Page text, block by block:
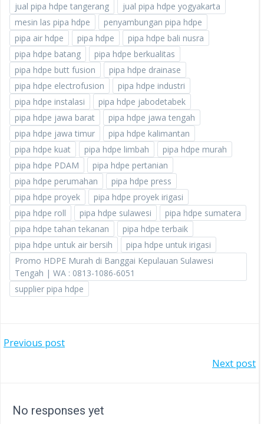
jual pipa hdpe tangerang
jual pipa hdpe yogyakarta
mesin las pipa hdpe
penyambungan pipa hdpe
pipa air hdpe
pipa hdpe
pipa hdpe bali nusra
pipa hdpe batang
pipa hdpe berkualitas
pipa hdpe butt fusion
pipa hdpe drainase
pipa hdpe electrofusion
pipa hdpe industri
pipa hdpe instalasi
pipa hdpe jabodetabek
pipa hdpe jawa barat
pipa hdpe jawa tengah
pipa hdpe jawa timur
pipa hdpe kalimantan
pipa hdpe kuat
pipa hdpe limbah
pipa hdpe murah
pipa hdpe PDAM
pipa hdpe pertanian
pipa hdpe perumahan
pipa hdpe press
pipa hdpe proyek
pipa hdpe proyek irigasi
pipa hdpe roll
pipa hdpe sulawesi
pipa hdpe sumatera
pipa hdpe tahan tekanan
pipa hdpe terbaik
pipa hdpe untuk air bersih
pipa hdpe untuk irigasi
Promo HDPE Murah di Banggai Kepulauan Sulawesi
Tengah | WA : 0813-1086-6051
supplier pipa hdpe
POST
Previous post
Next post
No responses yet